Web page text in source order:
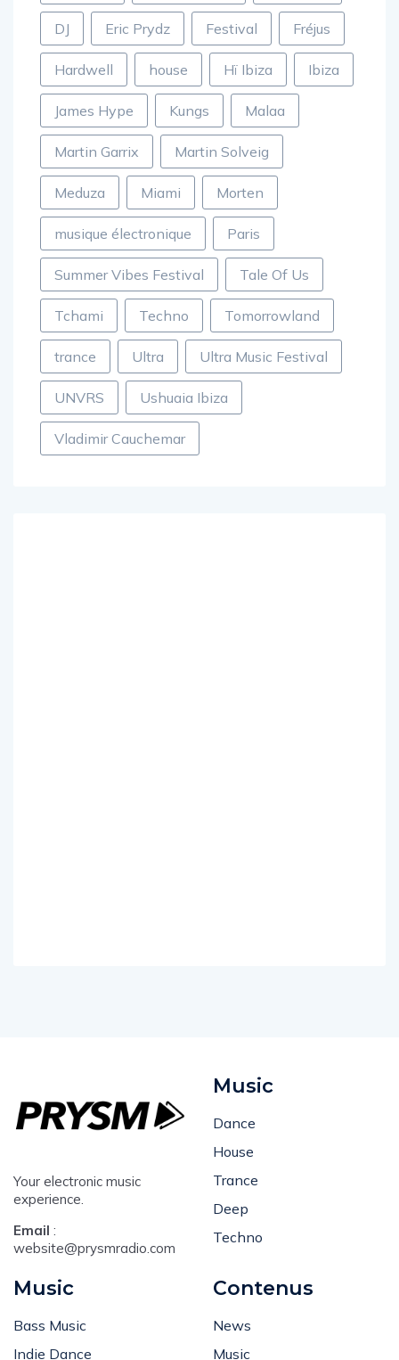
DJ Eric Prydz Festival Fréjus
Hardwell house Hï Ibiza Ibiza
James Hype Kungs Malaa
Martin Garrix Martin Solveig
Meduza Miami Morten
musique électronique Paris
Summer Vibes Festival Tale Of Us
Tchami Techno Tomorrowland
trance Ultra Ultra Music Festival
UNVRS Ushuaia Ibiza
Vladimir Cauchemar
Your electronic music
experience.
Email :
website@prysmradio.com
Music
Dance
House
Trance
Deep
Techno
Music
Bass Music
Indie Dance
Contenus
News
Music